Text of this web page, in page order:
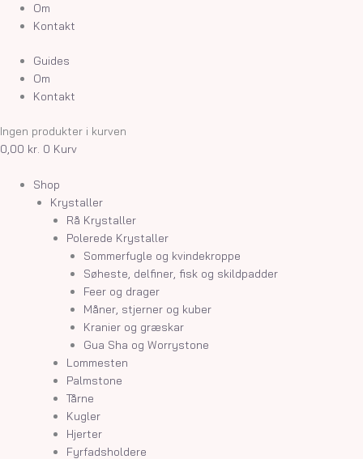
Om
Kontakt
Guides
Om
Kontakt
Ingen produkter i kurven
0,00 kr. 0 Kurv
Shop
Krystaller
Rå Krystaller
Polerede Krystaller
Sommerfugle og kvindekroppe
Søheste, delfiner, fisk og skildpadder
Feer og drager
Måner, stjerner og kuber
Kranier og græskar
Gua Sha og Worrystone
Lommesten
Palmstone
Tårne
Kugler
Hjerter
Fyrfadsholdere